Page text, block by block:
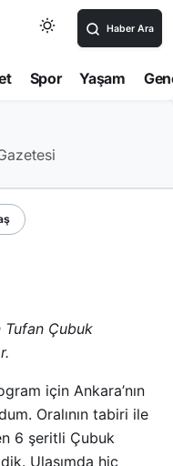
Haber Ara
Spor Yaşam
Tufan Çubuk
için Ankara’nın
Oralının tabiri ile
6 şeritli Çubuk
Ulaşımda hiç